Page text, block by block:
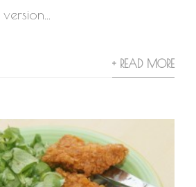
+ READ MORE